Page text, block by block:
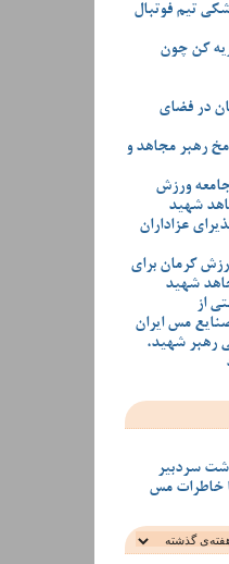
تیم فوتبال
کن چون
در فضای
رهبر مجاهد و
ورزش
شهید
عزاداران
کرمان برای
شهید
از
مس ایران
رهبر شهید،
سردبیر